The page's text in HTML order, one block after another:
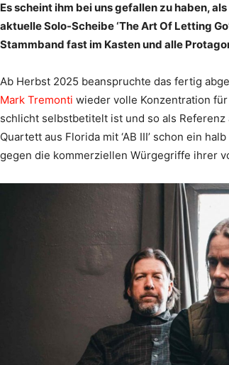
Es scheint ihm bei uns gefallen zu haben,
aktuelle Solo-Scheibe ‘The Art Of Letting
Stammband fast im Kasten und alle
Ab Herbst 2025 beanspruchte das fertig
Mark Tremonti wieder volle Konzentration
schlicht selbstbetitelt ist und so als
Quartett aus Florida mit ‘AB III’ schon ein
gegen die kommerziellen Würgegriffe ihrer